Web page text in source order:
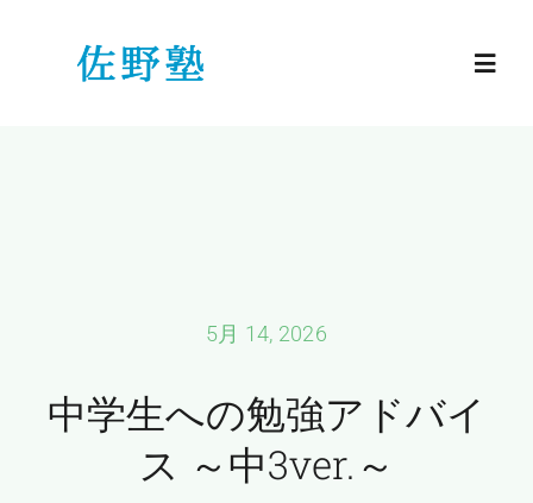
高校生
佐野塾のご紹介
5月 14, 2026
中学生への勉強アドバイ
ス ～中3ver.～